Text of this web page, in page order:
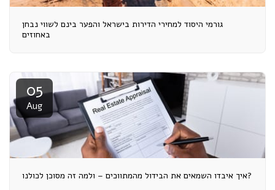
גורמי היסוד למחירי הדירות בישראל והפער בינם לשווי נבחן
באחוזים
05
Aug
איך איבדו השמאים את הבידול מהמתווכים – ולמה זה מסוכן לכולנו?